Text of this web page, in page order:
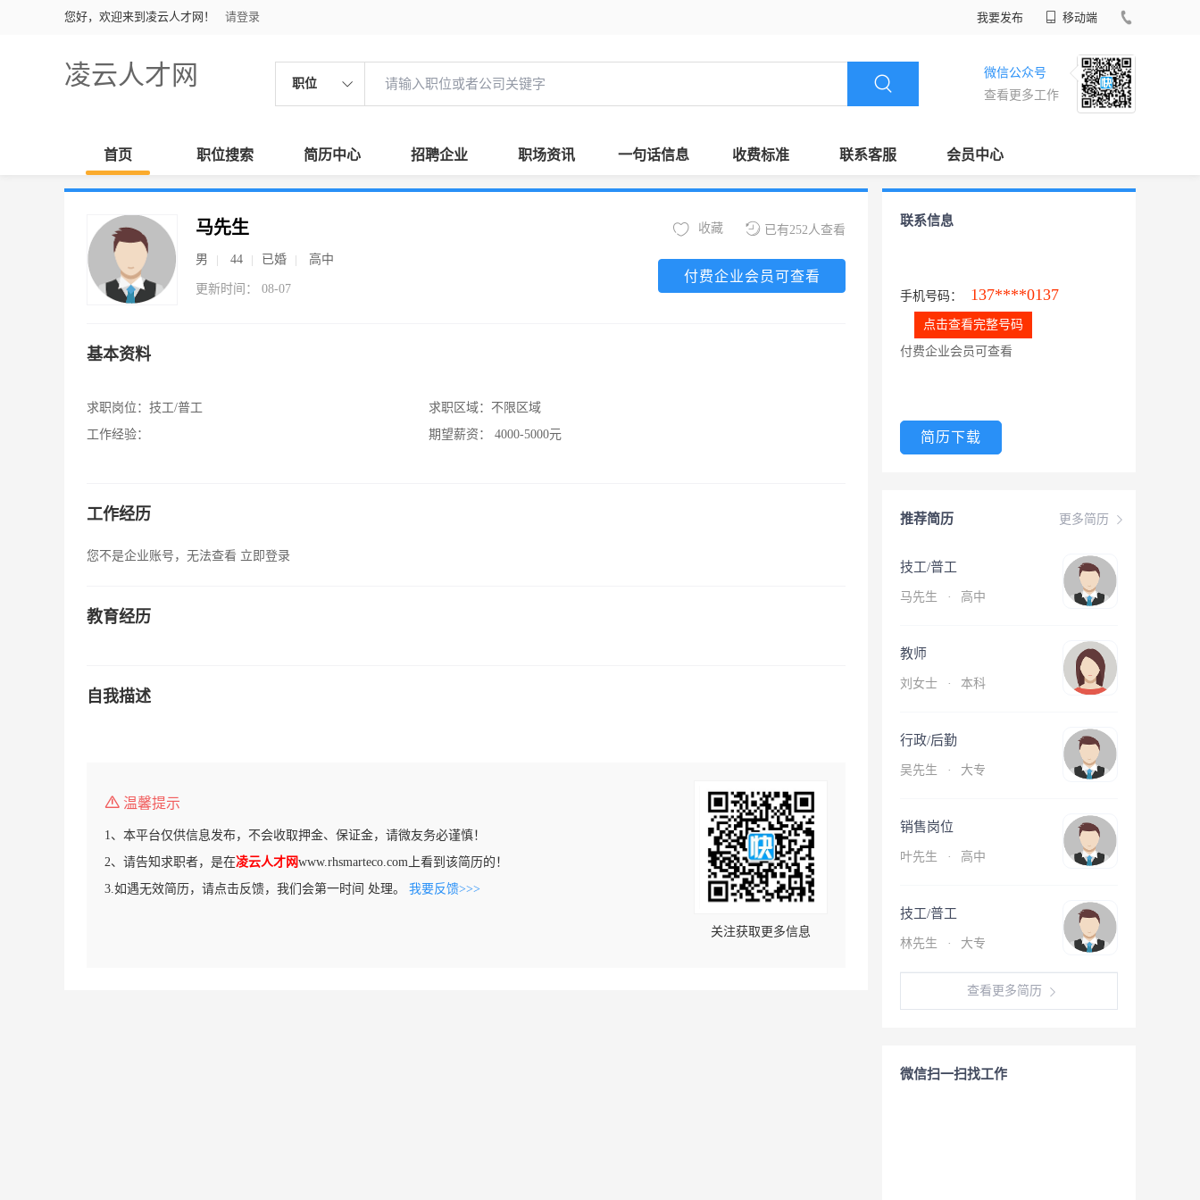
您好，欢迎来到凌云人才网！ 请登录 我要发布 移动端
凌云人才网 职位
微信公众号
查看更多工作
首页 职位搜索 简历中心 招聘企业 职场资讯 一句话信息 收费标准 联系客服 会员中心
马先生
男 44 已婚 高中
更新时间： 08-07
已有252人查看
收藏
付费企业会员可查看
基本资料
求职岗位： 技工/普工
工作经验：
求职区域： 不限区域
期望薪资：
4000-5000元
工作经历
您不是企业账号，无法查看 立即登录
教育经历
自我描述
温馨提示
1、本平台仅供信息发布，不会收取押金、保证金，请微友务必谨慎！
2、请告知求职者，是在凌云人才网www.rhsmarteco.com上看到该简历的！
3.如遇无效简历，请点击反馈，我们会第一时间 处理。 我要反馈>>>
关注获取更多信息
联系信息
手机号码： 137****0137
点击查看完整号码
付费企业会员可查看
简历下载
更多简历
推荐简历
技工/普工
马先生 · 高中
教师
刘女士 · 本科
行政/后勤
吴先生 · 大专
销售岗位
叶先生 · 高中
技工/普工
林先生 · 大专
查看更多简历
微信扫一扫找工作